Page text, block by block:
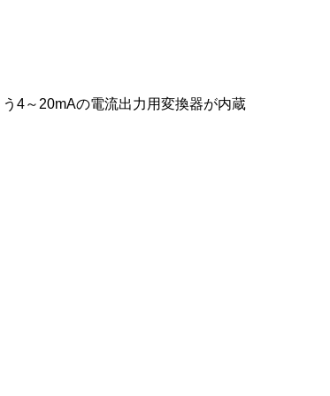
4～20mAの電流出力用変換器が内蔵